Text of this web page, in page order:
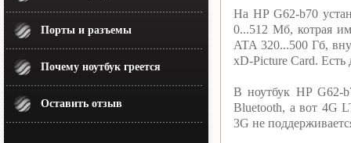
Порты и разъемы
Почему ноутбук греется
Оставить отзыв
На HP G62-b70
0...512 Мб, котрая
ATA 320...500 Гб,
xD-Picture Card.
В ноутбук HP G62-
Bluetooth, а вот 4G
3G не